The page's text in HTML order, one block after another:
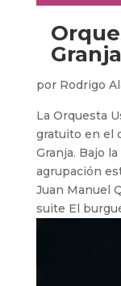
Granja
por Rodrigo
La Orquesta
gratuito en el
Granja. Bajo
agrupación
Juan Manuel
suite El